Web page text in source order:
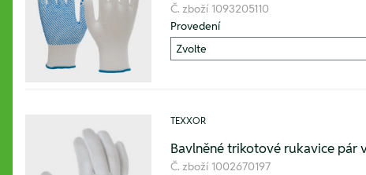
Č. zboží 1093205110
Provedení
TEXXOR
Bavlněné trikotové rukavice pár
Č. zboží 1002670197